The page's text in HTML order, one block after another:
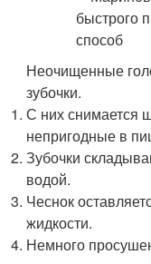
Неочищенные
зубочки.
С них снимается
непригодные в
Зубочки
водой.
Чеснок
жидкости.
Немного